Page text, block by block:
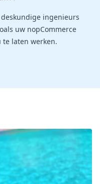
ingenieurs
uw nopCommerce
te laten werken.